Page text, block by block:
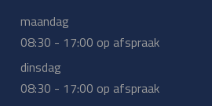
maandag
08:30 - 17:00 op afspraak
dinsdag
08:30 - 17:00 op afspraak